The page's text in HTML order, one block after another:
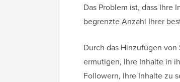
Das Problem ist, dass
begrenzte Anzahl Ihrer
Durch das Hinzufügen
ermutigen, Ihre Inhalte in
Followern, Ihre Inhalte zu